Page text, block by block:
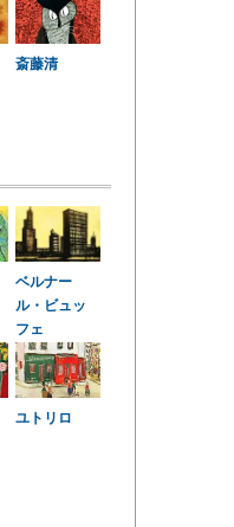
斎藤清
ベルナー
ル・ビュッ
フェ
ユトリロ